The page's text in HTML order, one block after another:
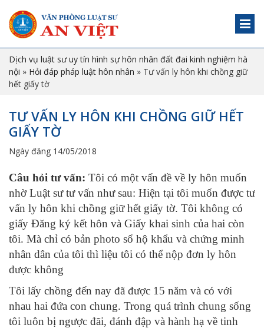
Dịch vụ luật sư uy tín hình sự hôn nhân đất đai kinh nghiệm hà
nội » Hỏi đáp pháp luật hôn nhân » Tư vấn ly hôn khi chồng giữ
hết giấy tờ
TƯ VẤN LY HÔN KHI CHỒNG GIỮ HẾT
GIẤY TỜ
Ngày đăng 14/05/2018
Câu hỏi tư vấn: Tôi có một vấn đề về ly hôn muốn
nhờ Luật sư tư vấn như sau: Hiện tại tôi muốn được tư
vấn ly hôn khi chồng giữ hết giấy tờ. Tôi không có
giấy Đăng ký kết hôn và Giấy khai sinh của hai còn
tôi. Mà chỉ có bản photo sổ hộ khẩu và chứng minh
nhân dân của tôi thì liệu tôi có thể nộp đơn ly hôn
được không
Tôi lấy chồng đến nay đã được 15 năm và có với
nhau hai đứa con chung. Trong quá trình chung sống
tôi luôn bị ngược đãi, đánh đập và hành hạ về tinh